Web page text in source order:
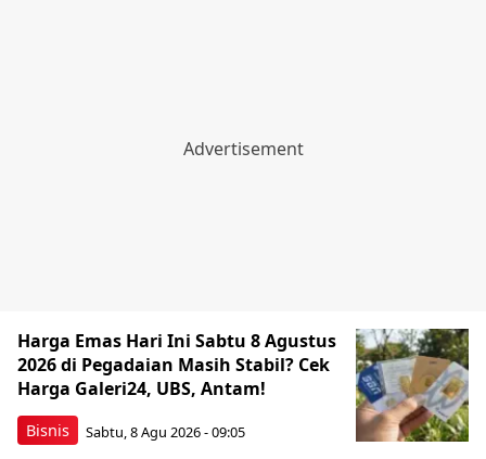
Bisnis
Harga Emas Hari Ini Sabtu 8 Agustus
2026 di Pegadaian Masih Stabil? Cek
Harga Galeri24, UBS, Antam!
Sabtu, 8 Agu 2026 - 09:05